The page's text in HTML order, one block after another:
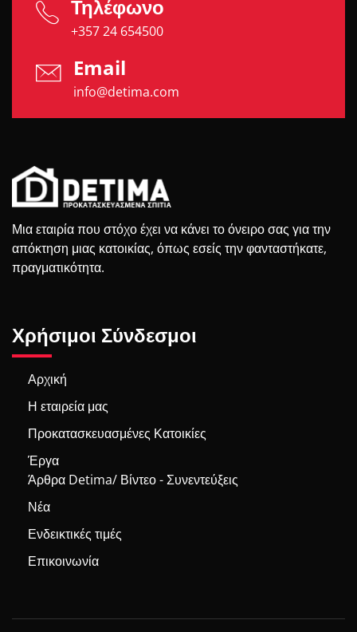
Τηλέφωνο
+357 24 654500
Email
info@detima.com
Μια εταιρία που στόχο έχει να κάνει το όνειρο σας για την
απόκτηση μιας κατοικίας, όπως εσείς την φανταστήκατε,
πραγματικότητα.
Χρήσιμοι Σύνδεσμοι
Αρχική
Η εταιρεία μας
Προκατασκευασμένες Κατοικίες
Έργα
Άρθρα Detima/ Βίντεο - Συνεντεύξεις
Νέα
Ενδεικτικές τιμές
Επικοινωνία